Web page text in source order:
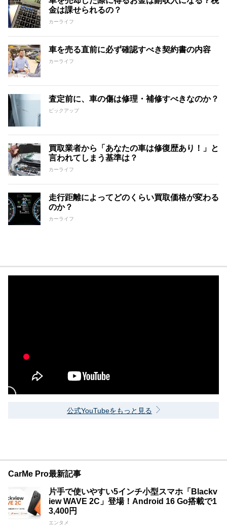
金は課せられるの？
カーライフ
車を売る直前に必ず確認すべき契約書の内容
カーライフ
査定前に、車の傷は修理・補修すべきなのか？
ピックアップ
買取業者から「あなたの車は修復歴あり！」と
言われてしまう基準は？
カーライフ
走行距離によってどのくらい買取価格が変わる
のか？
カーライフ
公式YouTubeをもっと見る
CarMe Pro最新記事
片手で使いやすい5インチ小型スマホ「Blackv
iew WAVE 2C」登場！Android 16 Go搭載で1
3,400円
エンタメ